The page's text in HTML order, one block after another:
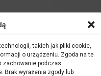
takich jak pliki cookie,
o urządzeniu. Zgoda na te
zachowanie podczas
Brak wyrażenia zgody lub